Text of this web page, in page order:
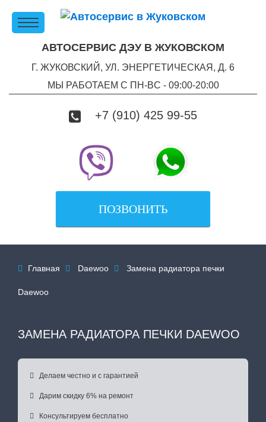
АВТОСЕРВИС ДЭУ В ЖУКОВСКОМ
Г. ЖУКОВСКИЙ, УЛ. ЭНЕРГЕТИЧЕСКАЯ, Д. 6
МЫ РАБОТАЕМ С ПН-ВC - 09:00-20:00
+7 (910) 425 99-55
ПОЗВОНИТЬ
 Главная  Daewoo  Замена радиатора печки
Daewoo
ЗАМЕНА РАДИАТОРА ПЕЧКИ DAEWOO
 Делаем честно и с гарантией
 Дарим скидку 6% на ремонт
 Консультируем бесплатно